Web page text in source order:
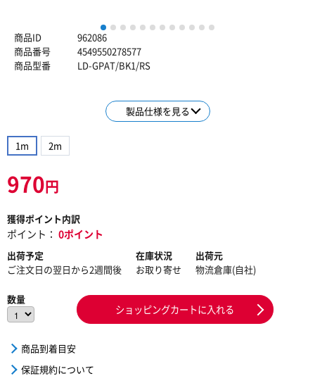
1 2 3 4 5 6 7 8 9 10 11
商品ID
962086
商品番号
4549550278577
商品型番
LD-GPAT/BK1/RS
製品仕様を見る
1m 2m
970円
獲得ポイント内訳
ポイント： 0ポイント
出荷予定
ご注文日の翌日から2週間後
在庫状況
お取り寄せ
出荷元
物流倉庫(自社)
数量
ショッピングカートに入れる
商品到着目安
保証規約について